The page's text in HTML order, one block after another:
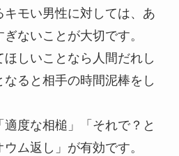
モい男性に対しては、あ
ないことが大切です。
しいことなら人間だれし
ると相手の時間泥棒をし
度な相槌」「それで？と
ム返し」が有効です。